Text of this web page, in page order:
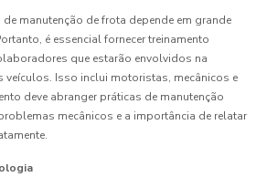
manutenção de frota depende em grande
é essencial fornecer treinamento
que estarão envolvidos na
veículos. Isso inclui motoristas, mecânicos e
deve abranger práticas de manutenção
mecânicos e a importância de relatar